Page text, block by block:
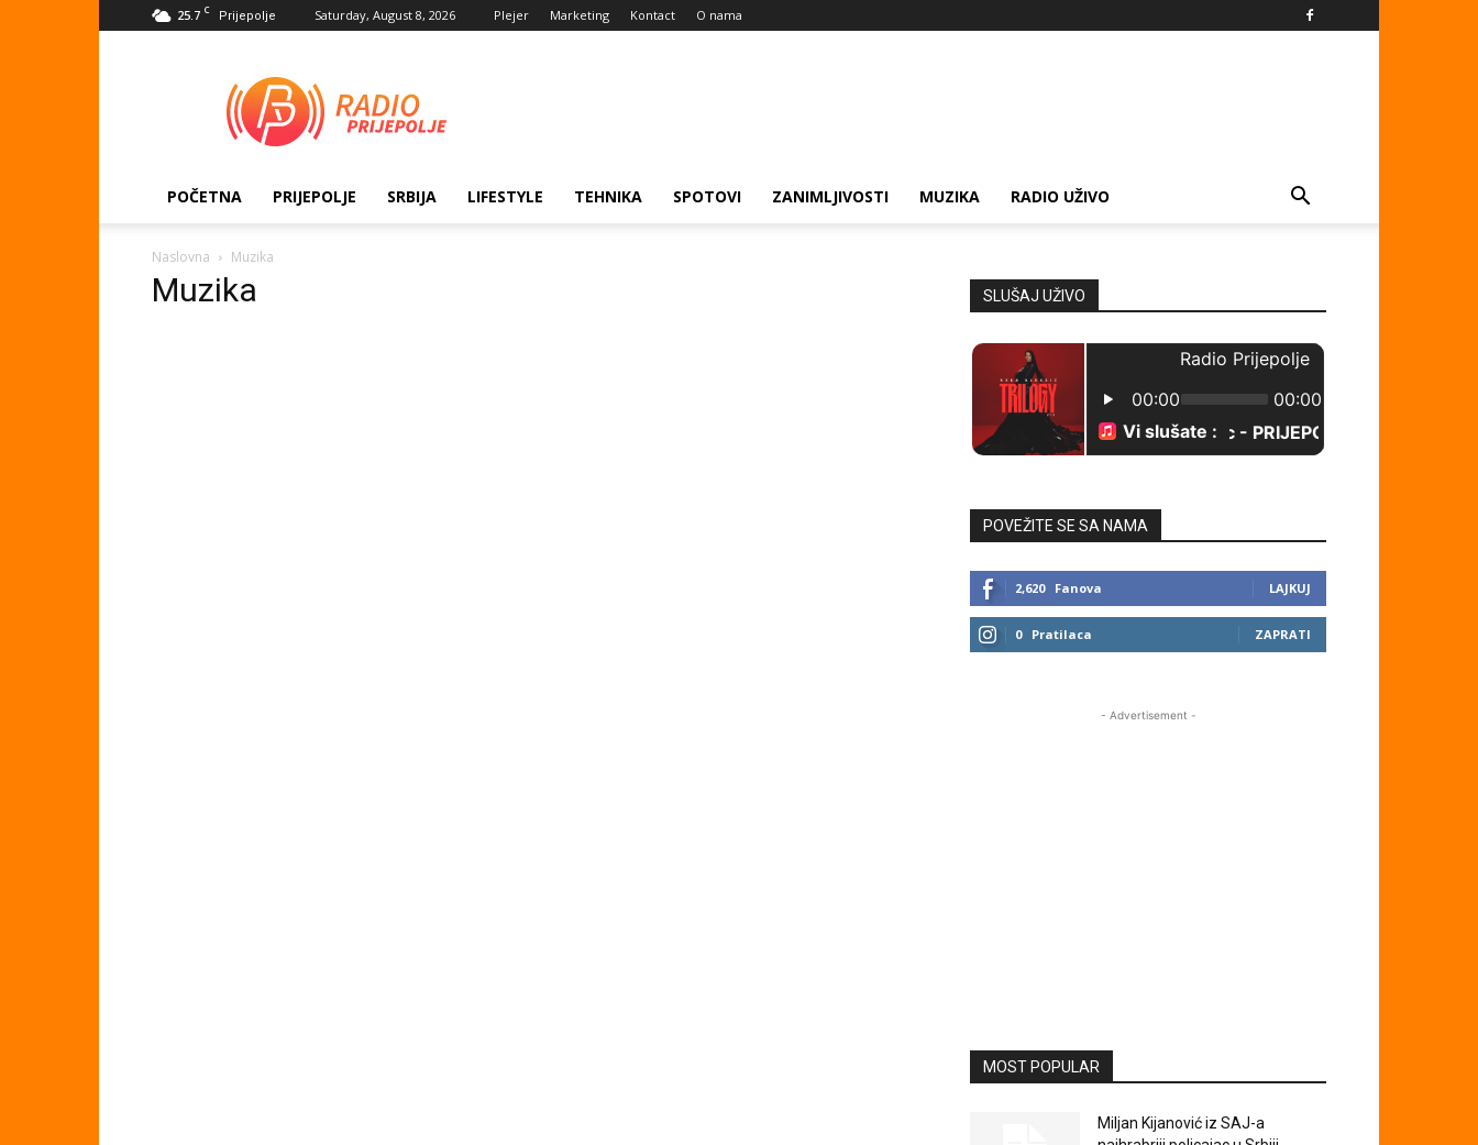
25.7 C Prijepolje Saturday, August 8, 2026 Plejer Marketing Kontact O nama
Prijepolje
POČETNA PRIJEPOLJE SRBIJA LIFESTYLE TEHNIKA SPOTOVI ZANIMLJIVOSTI MUZIKA RADIO UŽIVO
Naslovna Muzika
Muzika SLUŠAJ UŽIVO
POVEŽITE SE SA NAMA
2,620 Fanova LAJKUJ
0 Pratilaca ZAPRATI
- Advertisement -
MOST POPULAR
Miljan Kijanović iz SAJ-a